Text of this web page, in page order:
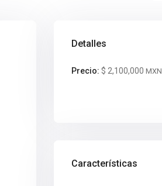
Detalles
Precio: $ 2,100,000 MXN
Características